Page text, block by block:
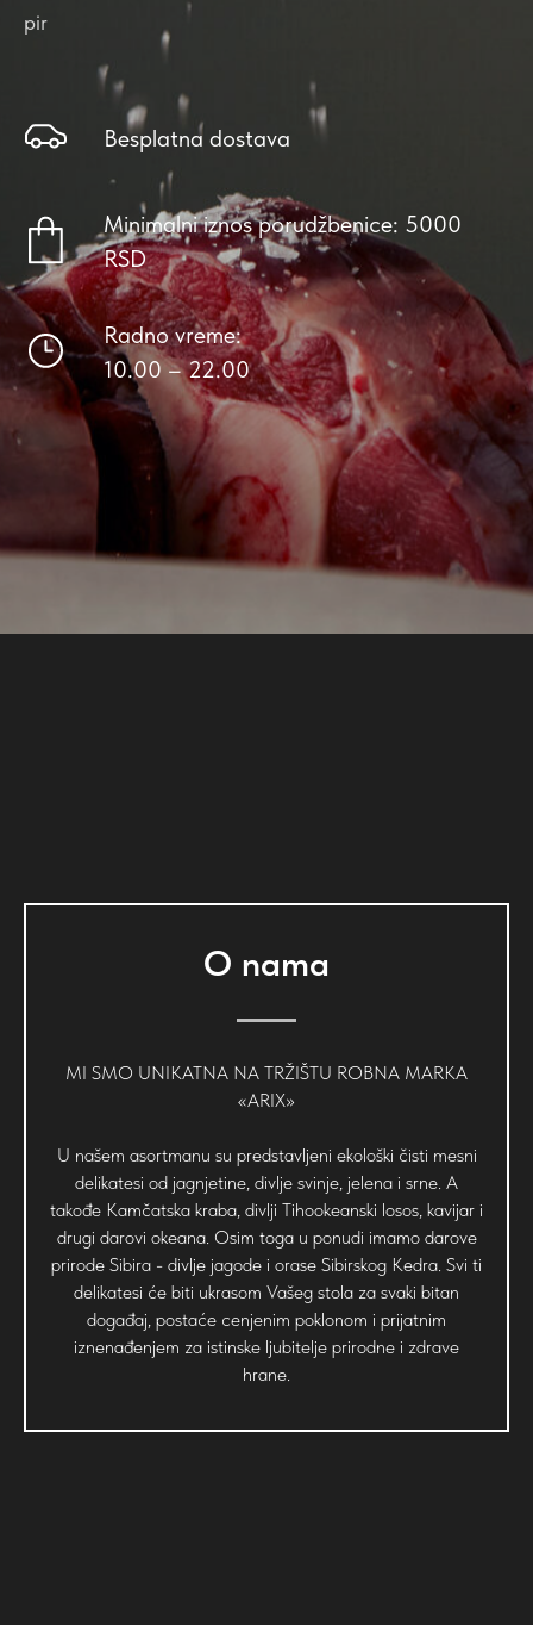
pir
Besplatna dostava
Minimalni iznos porudžbenice: 5000
RSD
Radno vreme:
10.00 – 22.00
O nama
MI SMO UNIKATNA NA TRŽIŠTU ROBNA MARKA
«ARIX»
U našem asortmanu su predstavljeni ekološki čisti mesni
delikatesi od jagnjetine, divlje svinje, jelena i srne. A
takođe Kamčatska kraba, divlji Tihookeanski losos, kavijar i
drugi darovi okeana. Osim toga u ponudi imamo darove
prirode Sibira - divlje jagode i orase Sibirskog Kedra. Svi ti
delikatesi će biti ukrasom Vašeg stola za svaki bitan
događaj, postaće cenjenim poklonom i prijatnim
iznenađenjem za istinske ljubitelje prirodne i zdrave
hrane.